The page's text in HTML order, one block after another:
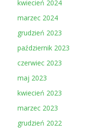
kwiecień 2024
marzec 2024
grudzień 2023
październik 2023
czerwiec 2023
maj 2023
kwiecień 2023
marzec 2023
grudzień 2022